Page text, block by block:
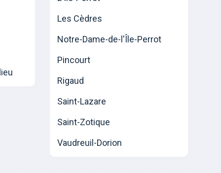
Les Cèdres
Notre-Dame-de-l'Île-Perrot
Pincourt
Rigaud
Saint-Lazare
Saint-Zotique
Vaudreuil-Dorion